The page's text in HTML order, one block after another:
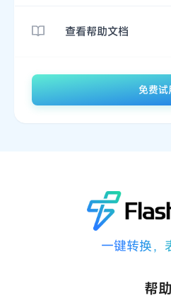
查看帮助文档
免费试
一键转换，
帮助